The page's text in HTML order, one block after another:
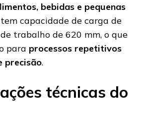
bebidas e pequenas
tem capacidade de carga de
trabalho de 620 mm, o que
para processos repetitivos
precisão.
técnicas do